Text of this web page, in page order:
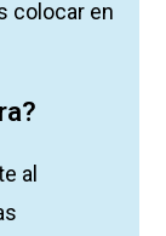
colocar en
al